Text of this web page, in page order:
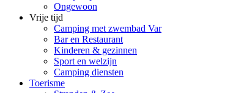
Ongewoon
Vrije tijd
Camping met zwembad Var
Bar en Restaurant
Kinderen & gezinnen
Sport en welzijn
Camping diensten
Toerisme